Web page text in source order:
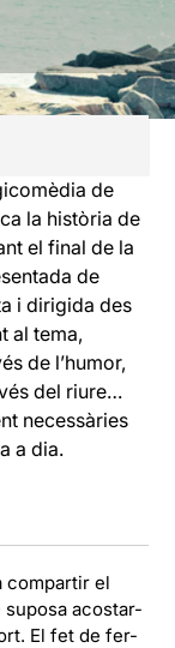
de
la història de
el final de la
de
i dirigida des
al tema,
de l’humor,
del riure…
necessàries
a dia.
compartir el
suposa acostar-
El fet de fer-